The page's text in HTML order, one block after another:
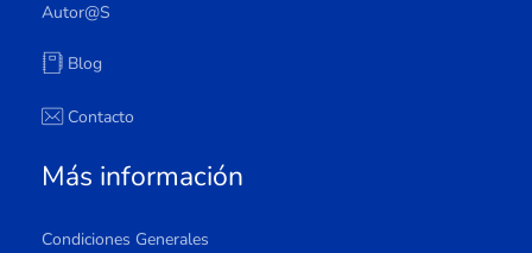
Autor@s
Blog
Contacto
Más información
Condiciones Generales